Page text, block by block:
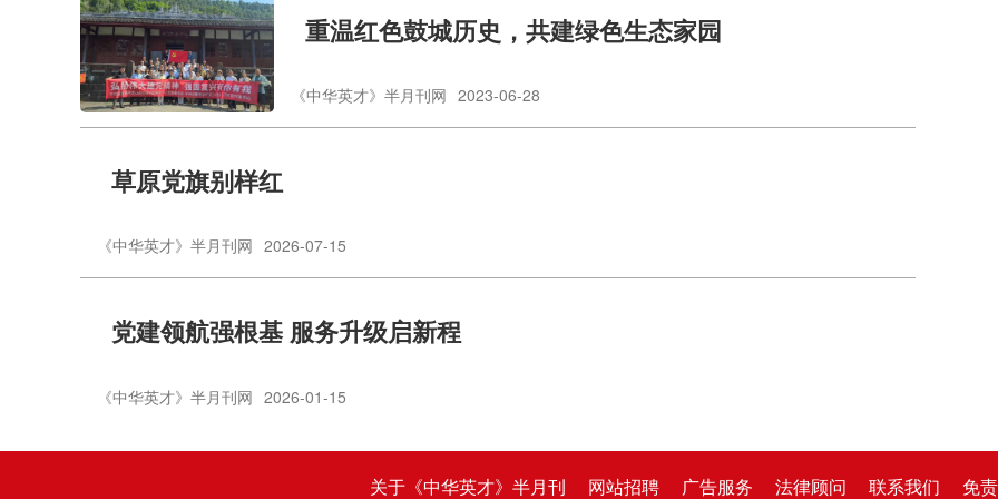
重温红色鼓城历史，共建绿色生态家园
《中华英才》半月刊网 2023-06-28
草原党旗别样红
《中华英才》半月刊网 2026-07-15
党建领航强根基 服务升级启新程
《中华英才》半月刊网 2026-01-15
关于《中华英才》半月刊 网站招聘 广告服务 法律顾问 联系我们 免